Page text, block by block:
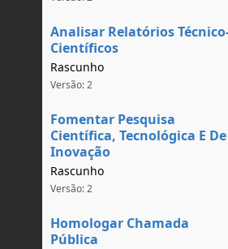
Analisar Relatórios
Científicos
Rascunho
Versão: 2
Fomentar Pesquisa
Científica, Tecnológica E De
Inovação
Rascunho
Versão: 2
Homologar Chamada
Pública